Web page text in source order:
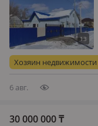
Хозяин недвижимости
6 авг.
30 000 000₸